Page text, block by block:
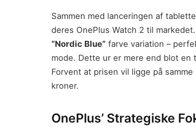
Sammen med lanceringen af
deres OnePlus Watch 2 til
“Nordic Blue” farve variation –
mode. Dette ur er mere end blot
Forvent at prisen vil ligge på
kroner.
OnePlus’ Strategiske